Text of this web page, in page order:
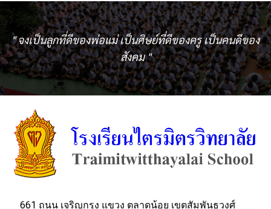
" จงเป็นลูกที่ดีของพ่อแม่ เป็นศิษย์ที่ดีของครู เป็นคนดีของ
สังคม "
661 ถนน เจริญกรุง แขวง ตลาดน้อย เขตสัมพันธวงศ์